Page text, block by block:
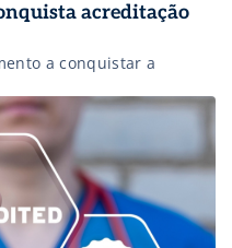
acreditação
a conquistar a